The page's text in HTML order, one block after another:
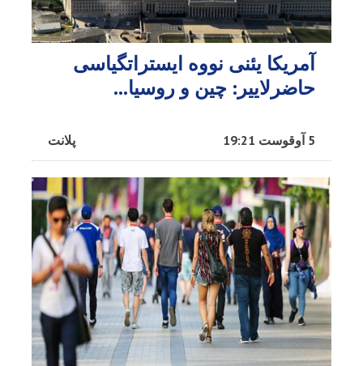
آمریکا یئنی نووه ایستراتگیاسی
حاضرلاییر: چین و روسیا...
پلانت 5 آوقوست 19:21